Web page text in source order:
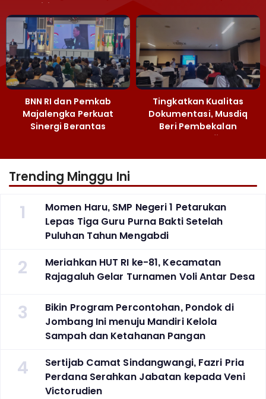
Mandiri Kelola Sampah
dan Ketahanan Pangan
Majalengka
BNN RI dan Pemkab
Majalengka Perkuat
Sinergi Berantas
Tingkatkan Kualitas
Dokumentasi, Musdiq
Beri Pembekalan
Fotografi ‎
Trending Minggu Ini
1
Momen Haru, SMP Negeri 1 Petarukan
Lepas Tiga Guru Purna Bakti Setelah
Puluhan Tahun Mengabdi
2
Meriahkan HUT RI ke-81, Kecamatan
Rajagaluh Gelar Turnamen Voli Antar Desa
3
Bikin Program Percontohan, Pondok di
Jombang Ini menuju Mandiri Kelola
Sampah dan Ketahanan Pangan
4
Sertijab Camat Sindangwangi, Fazri Pria
Perdana Serahkan Jabatan kepada Veni
Victorudien